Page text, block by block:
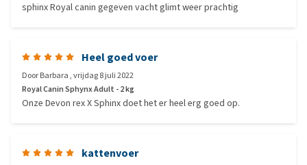
sphinx Royal canin gegeven vacht glimt weer prachtig
Heel goed voer
DoorBarbara,vrijdag 8 juli 2022
Royal Canin Sphynx Adult - 2 kg
Onze Devon rex X Sphinx doet het er heel erg goed op.
kattenvoer